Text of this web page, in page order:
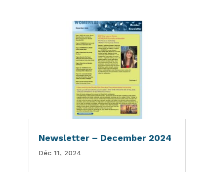
Newsletter – December 2024
Déc 11, 2024